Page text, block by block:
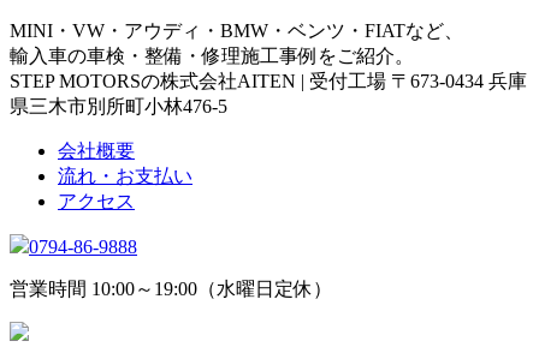
MINI・VW・アウディ・BMW・ベンツ・FIATなど、
輸入車の車検・整備・修理施工事例をご紹介。
STEP MOTORSの株式会社AITEN | 受付工場 〒673-0434 兵庫
県三木市別所町小林476-5
会社概要
流れ・お支払い
アクセス
0794-86-9888
営業時間 10:00～19:00（水曜日定休）